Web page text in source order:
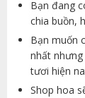
Bạn đang
chia buồn,
Bạn muốn
nhất
tươi hiện
Shop hoa